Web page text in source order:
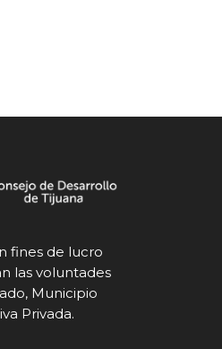
fines de lucro
las voluntades
Municipio
Privada.